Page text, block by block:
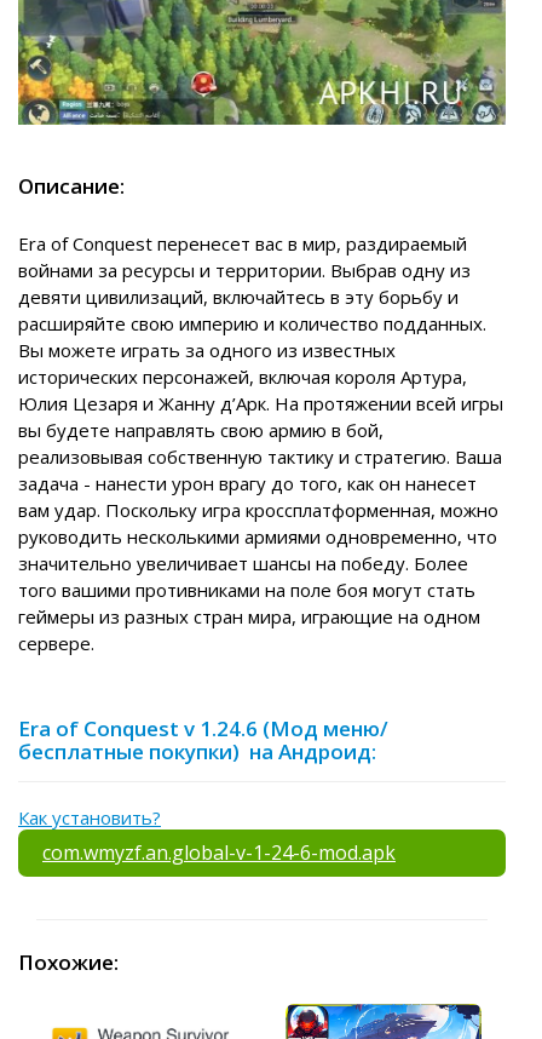
Описание:
Era of Conquest перенесет вас в мир, раздираемый
войнами за ресурсы и территории. Выбрав одну из
девяти цивилизаций, включайтесь в эту борьбу и
расширяйте свою империю и количество подданных.
Вы можете играть за одного из известных
исторических персонажей, включая короля Артура,
Юлия Цезаря и Жанну д’Арк. На протяжении всей игры
вы будете направлять свою армию в бой,
реализовывая собственную тактику и стратегию. Ваша
задача - нанести урон врагу до того, как он нанесет
вам удар. Поскольку игра кроссплатформенная, можно
руководить несколькими армиями одновременно, что
значительно увеличивает шансы на победу. Более
того вашими противниками на поле боя могут стать
геймеры из разных стран мира, играющие на одном
сервере.
Era of Conquest v 1.24.6 (Мод меню/
бесплатные покупки) на Андроид:
Как установить?
com.wmyzf.an.global-v-1-24-6-mod.apk
Похожие: